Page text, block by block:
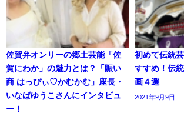
佐賀弁オンリーの郷土芸能「佐
賀にわか」の魅力とは？「賑い
商 はっぴぃ♡かむかむ」座長・
いなばゆうこさんにインタビュ
ー！
初めて伝統
すすめ！伝
画４選
2021年9月9日